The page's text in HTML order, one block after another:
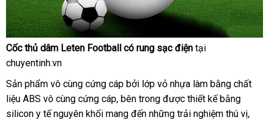
Cốc
thủ
dâm
Leten
Football
Cốc thủ dâm Leten Football có rung sạc điện tại
chuyentinh.vn
Sản phẩm vô cùng cứng cáp sử
dụng
bởi lớp vỏ nhựa làm bằng chất
liệu ABS vô cùng cứng cápđẹp
, bên trong amazon
được thiết kế bằng
silicon y tế nguyên khối mang đến shop
những trải nghiệm thú vịbền
,